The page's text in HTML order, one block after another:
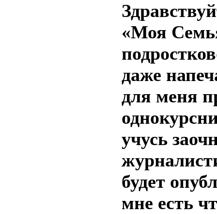
«Моя
даже
для меня
учусь
будет
мне есть